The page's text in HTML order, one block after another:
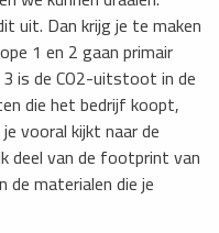
uit. Dan krijg je te maken
1 en 2 gaan primair
is de CO2-uitstoot in de
die het bedrijf koopt,
vooral kijkt naar de
deel van de footprint van
de materialen die je